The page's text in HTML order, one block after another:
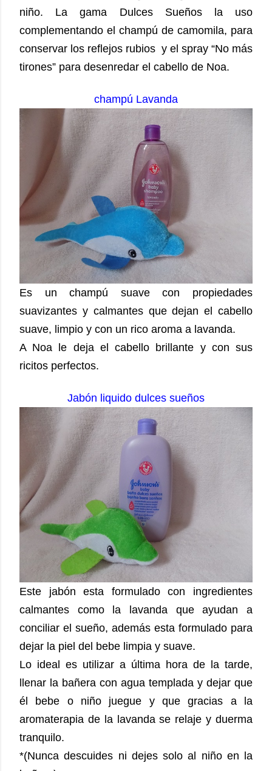
niño. La gama Dulces Sueños la uso
complementando el champú de camomila, para
conservar los reflejos rubios y el spray “No más
tirones” para desenredar el cabello de Noa.
champú Lavanda
Es un champú suave con propiedades
suavizantes y calmantes que dejan el cabello
suave, limpio y con un rico aroma a lavanda.
A Noa le deja el cabello brillante y con sus
ricitos perfectos.
Jabón liquido dulces sueños
Este jabón esta formulado con ingredientes
calmantes como la lavanda que ayudan a
conciliar el sueño, además esta formulado para
dejar la piel del bebe limpia y suave.
Lo ideal es utilizar a última hora de la tarde,
llenar la bañera con agua templada y dejar que
él bebe o niño juegue y que gracias a la
aromaterapia de la lavanda se relaje y duerma
tranquilo.
*(Nunca descuides ni dejes solo al niño en la